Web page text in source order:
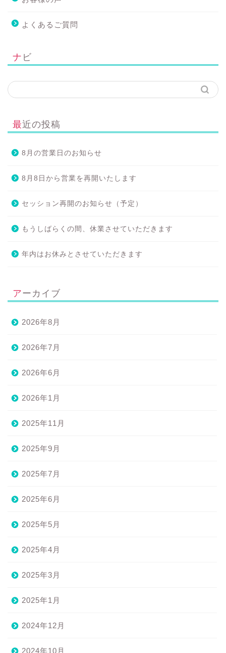
よくあるご質問
ナビ
最近の投稿
8月の営業日のお知らせ
8月8日から営業を再開いたします
セッション再開のお知らせ（予定）
もうしばらくの間、休業させていただきます
年内はお休みとさせていただきます
アーカイブ
2026年8月
2026年7月
2026年6月
2026年1月
2025年11月
2025年9月
2025年7月
2025年6月
2025年5月
2025年4月
2025年3月
2025年1月
2024年12月
2024年10月